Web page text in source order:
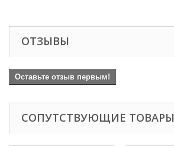
ОТЗЫВЫ
Оставьте отзыв первым!
СОПУТСТВУЮЩИЕ ТОВАРЫ